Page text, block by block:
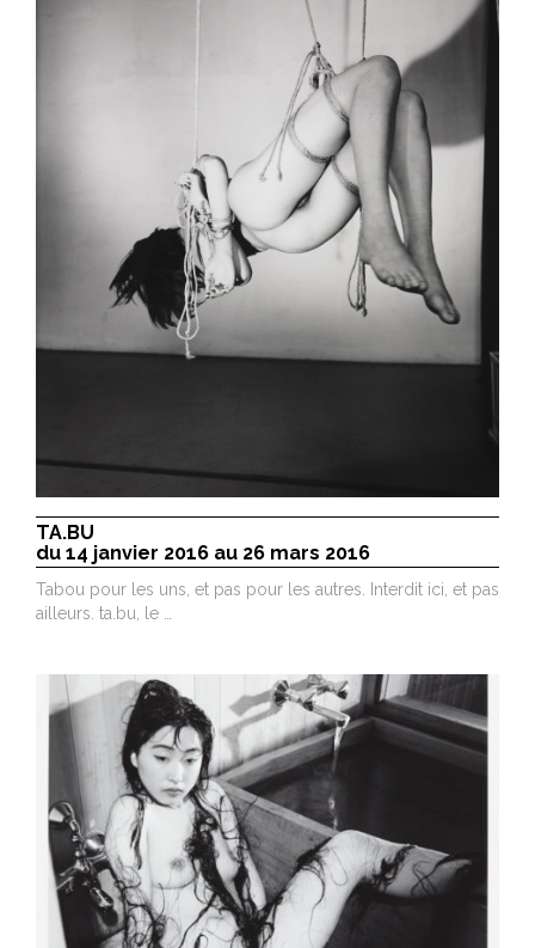
TA.BU
du 14 janvier 2016 au 26 mars 2016
Tabou pour les uns, et pas pour les autres. Interdit ici, et pas
ailleurs. ta.bu, le …